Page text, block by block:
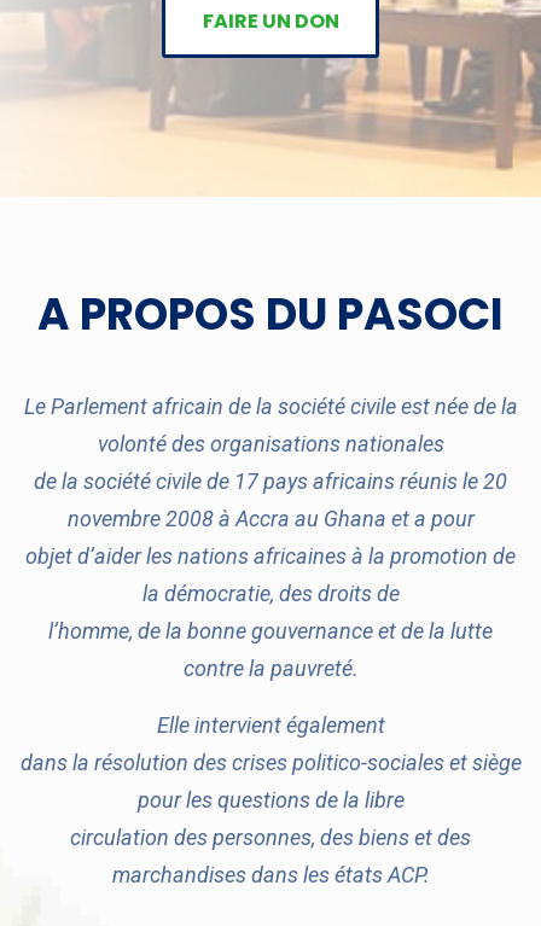
FAIRE UN DON
A PROPOS DU PASOCI
Le Parlement africain de la société civile est née de la
volonté des organisations nationales
de la société civile de 17 pays africains réunis le 20
novembre 2008 à Accra au Ghana et a pour
objet d’aider les nations africaines à la promotion de
la démocratie, des droits de
l’homme, de la bonne gouvernance et de la lutte
contre la pauvreté.
Elle intervient également
dans la résolution des crises politico-sociales et siège
pour les questions de la libre
circulation des personnes, des biens et des
marchandises dans les états ACP.